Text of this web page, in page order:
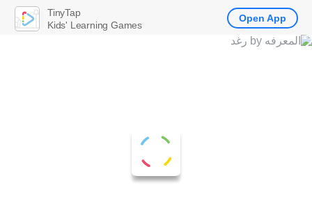
TinyTap
Kids' Learning Games
Open App